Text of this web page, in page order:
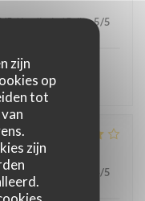
zijn
op
tot
zijn
/5 Kwaliteit / Prijs:5/5
/5 Kwaliteit / Prijs /5